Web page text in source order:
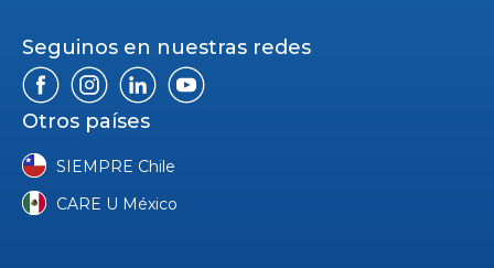
Seguinos en nuestras redes
Otros países
SIEMPRE Chile
CARE U México